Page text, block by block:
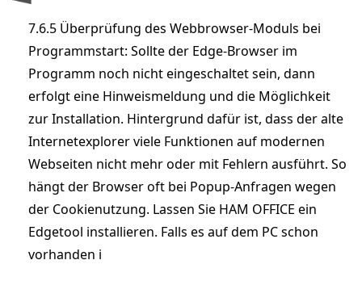
7.6.5 Überprüfung des Webbrowser-Moduls bei
Programmstart: Sollte der Edge-Browser im
Programm noch nicht eingeschaltet sein, dann
erfolgt eine Hinweismeldung und die Möglichkeit
zur Installation. Hintergrund dafür ist, dass der alte
Internetexplorer viele Funktionen auf modernen
Webseiten nicht mehr oder mit Fehlern ausführt. So
hängt der Browser oft bei Popup-Anfragen wegen
der Cookienutzung. Lassen Sie HAM OFFICE ein
Edgetool installieren. Falls es auf dem PC schon
vorhanden i